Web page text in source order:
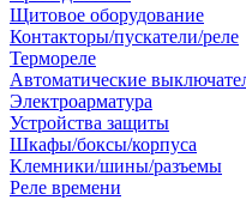
Щитовое оборудование
Контакторы/пускатели/реле
Термореле
Автоматические
Электроарматура
Устройства защиты
Шкафы/боксы/корпуса
Клемники/шины/разъемы
Реле времени